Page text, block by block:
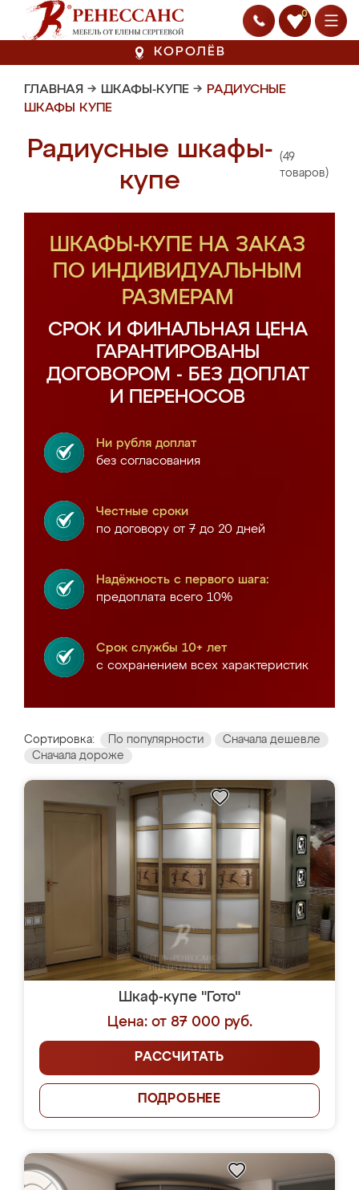
0
КОРОЛЁВ
ГЛАВНАЯ → ШКАФЫ-КУПЕ → РАДИУСНЫЕ
ШКАФЫ КУПЕ
Радиусные шкафы-
купе
(49
товаров)
ШКАФЫ-КУПЕ НА ЗАКАЗ
ПО ИНДИВИДУАЛЬНЫМ
РАЗМЕРАМ
СРОК И ФИНАЛЬНАЯ ЦЕНА
ГАРАНТИРОВАНЫ
ДОГОВОРОМ - БЕЗ ДОПЛАТ
И ПЕРЕНОСОВ
Ни рубля доплат
без согласования
Честные сроки
по договору от 7 до 20 дней
Надёжность с первого шага:
предоплата всего 10%
Срок службы 10+ лет
с сохранением всех характеристик
Сортировка: По популярности
Сначала дешевле
Сначала дороже
Шкаф-купе "Гото"
Цена: от 87 000 руб.
РАССЧИТАТЬ
ПОДРОБНЕЕ